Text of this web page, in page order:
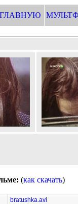
(как скачать)
bratushka.avi